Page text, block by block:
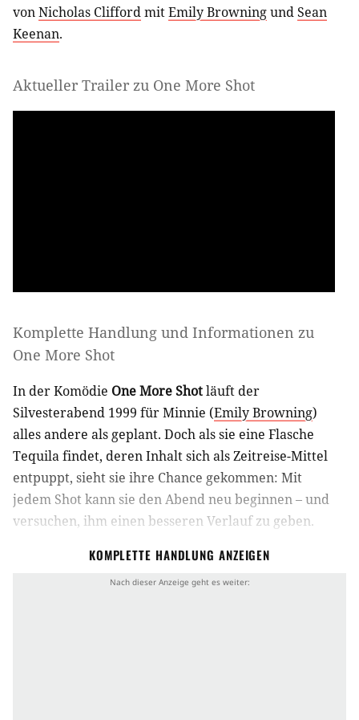
vonNicholas CliffordmitEmily BrowningundSean
Keenan.
Aktueller Trailer zu One More Shot
Komplette Handlung und Informationen zu
One More Shot
In der Komödie One More Shotläuft der
Silvesterabend 1999 für Minnie (Emily Browning)
alles andere als geplant. Doch als sie eine Flasche
Tequila findet, deren Inhalt sich als Zeitreise-Mittel
entpuppt, sieht sie ihre Chance gekommen: Mit
jedem Shot kann sie den Abend neu beginnen – und
versuchen, ihm einen besseren Verlauf zu geben.
KOMPLETTE HANDLUNG ANZEIGEN